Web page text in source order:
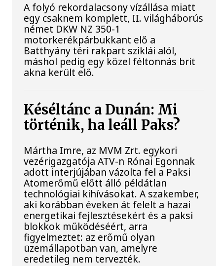
A folyó rekordalacsony vízállása miatt
egy csaknem komplett, II. világháborús
német DKW NZ 350-1
motorkerékpárbukkant elő a
Batthyány téri rakpart sziklái alól,
máshol pedig egy közel féltonnás brit
akna került elő.
Késéltánc a Dunán: Mi
történik, ha leáll Paks?
Mártha Imre, az MVM Zrt. egykori
vezérigazgatója ATV-n Rónai Egonnak
adott interjújában vázolta fel a Paksi
Atomerőmű előtt álló példátlan
technológiai kihívásokat. A szakember,
aki korábban éveken át felelt a hazai
energetikai fejlesztésekért és a paksi
blokkok működéséért, arra
figyelmeztet: az erőmű olyan
üzemállapotban van, amelyre
eredetileg nem tervezték.